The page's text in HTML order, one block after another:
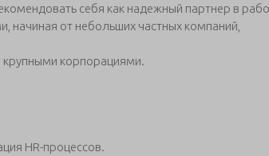
себя как надежный партнер в
начиная от небольших частных компаний,
крупными корпорациями.
HR-процессов.